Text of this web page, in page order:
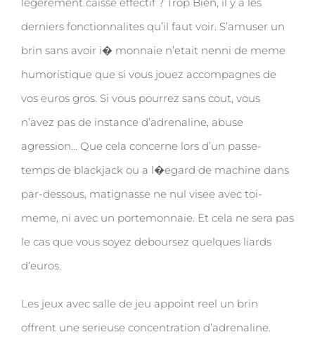
derniers fonctionnalites qu’il faut voir. S’amuser un
brin sans avoir i� monnaie n’etait nenni de meme
humoristique que si vous jouez accompagnes de
vos euros gros. Si vous pourrez sans cout, vous
n’avez pas de instance d’adrenaline, abuse
agression… Que cela concerne lors d’un passe-
temps de blackjack ou a l�egard de machine dans
par-dessous, matignasse ne nul visee avec toi-
meme, ni avec un portemonnaie. Et cela ne sera pas
le cas que vous soyez deboursez quelques liards
d’euros.
Les jeux avec salle de jeu appoint reel un brin
offrent une serieuse concentration d’adrenaline.